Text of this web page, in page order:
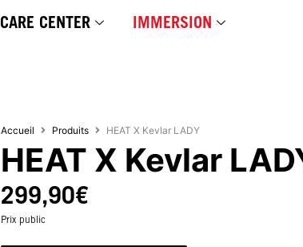
CARE CENTER IMMERSION
Accueil Produits HEAT X Kevlar LADY
HEAT X Kevlar
299,90€
Prix public